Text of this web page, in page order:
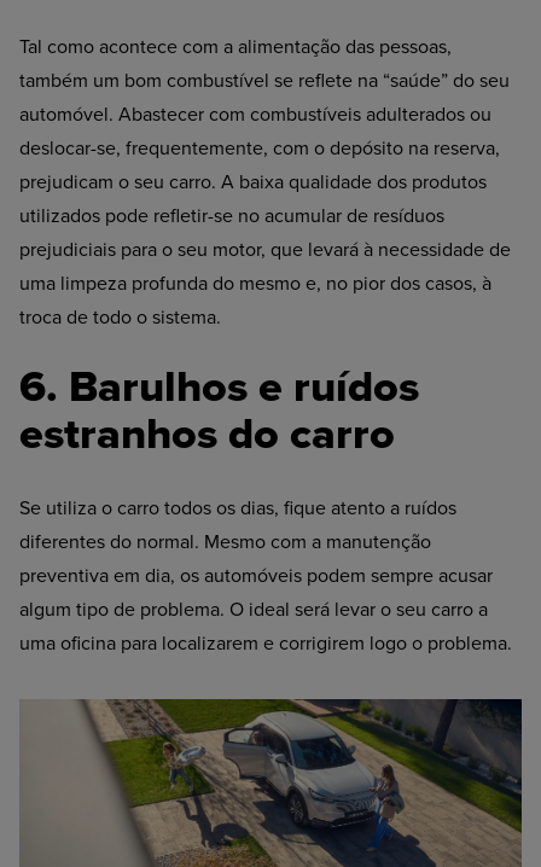
Tal como acontece com a alimentação das pessoas,
também um bom combustível se reflete na “saúde” do seu
automóvel. Abastecer com combustíveis adulterados ou
deslocar-se, frequentemente, com o depósito na reserva,
prejudicam o seu carro. A baixa qualidade dos produtos
utilizados pode refletir-se no acumular de resíduos
prejudiciais para o seu motor, que levará à necessidade de
uma limpeza profunda do mesmo e, no pior dos casos, à
troca de todo o sistema.
6. Barulhos e ruídos
estranhos do carro
Se utiliza o carro todos os dias, fique atento a ruídos
diferentes do normal. Mesmo com a manutenção
preventiva em dia, os automóveis podem sempre acusar
algum tipo de problema. O ideal será levar o seu carro a
uma oficina para localizarem e corrigirem logo o problema.